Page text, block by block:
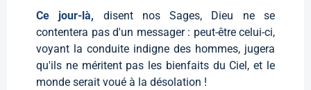
Ce jour-là, disent nos Sages, Dieu ne se
contentera pas d'un messager : peut-être celui-ci,
voyant la conduite indigne des hommes, jugera
qu'ils ne méritent pas les bienfaits du Ciel, et le
monde serait voué à la désolation !